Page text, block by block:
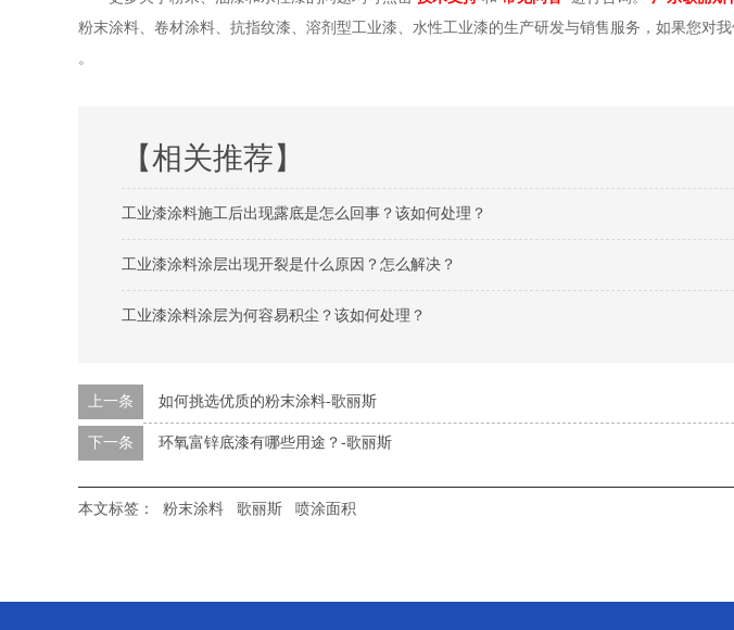
粉末涂料、卷材涂料、抗指纹漆、溶剂型工业漆、水性工业漆的生产研发与销售服务，如果您对我
。
【相关推荐】
工业漆涂料施工后出现露底是怎么回事？该如何处理？
工业漆涂料涂层出现开裂是什么原因？怎么解决？
工业漆涂料涂层为何容易积尘？该如何处理？
上一条 如何挑选优质的粉末涂料-歌丽斯
下一条 环氧富锌底漆有哪些用途？-歌丽斯
本文标签： 粉末涂料 歌丽斯 喷涂面积